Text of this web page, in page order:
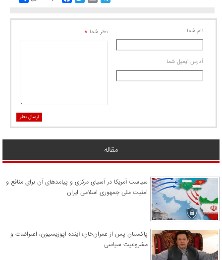
نام شما
آدرس ايميل شما
نظر شما *
ارسال نظر
مقاله
سیاست آمریکا در آسیای مرکزی و پیامدهای آن برای منافع و
امنیت ملی جمهوری اسلامی ایران
پاکستان پس از عمران‌خان؛ آینده اپوزیسیون، اعتراضات و
مشروعیت سیاسی